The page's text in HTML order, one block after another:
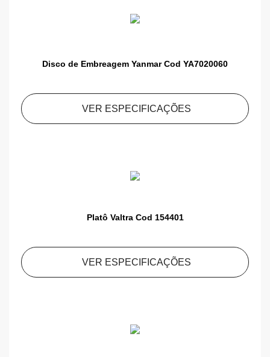
Disco de Embreagem Yanmar Cod YA7020060
VER ESPECIFICAÇÕES
Platô Valtra Cod 154401
VER ESPECIFICAÇÕES